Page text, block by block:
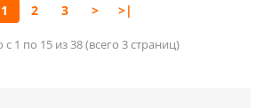
1 2 3 > >|
с 1 по 15 из 38 (всего 3 страниц)